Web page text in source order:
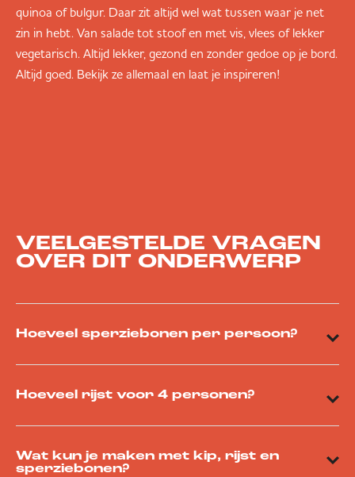
quinoa of bulgur. Daar zit altijd wel wat tussen waar je net
zin in hebt. Van salade tot stoof en met vis, vlees of lekker
vegetarisch. Altijd lekker, gezond en zonder gedoe op je bord.
Altijd goed. Bekijk ze allemaal en laat je inspireren!
VEELGESTELDE VRAGEN
OVER DIT ONDERWERP
Hoeveel sperziebonen per persoon?
Hoeveel rijst voor 4 personen?
Wat kun je maken met kip, rijst en
sperziebonen?